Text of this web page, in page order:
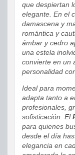
que despiertan
elegante. En el
damascena y
romántica y
ámbar y cedro
una estela
convierte en un
personalidad
Ideal para
adapta tanto a
profesionales,
sofisticación. El
para quienes
desde el día
elegancia en